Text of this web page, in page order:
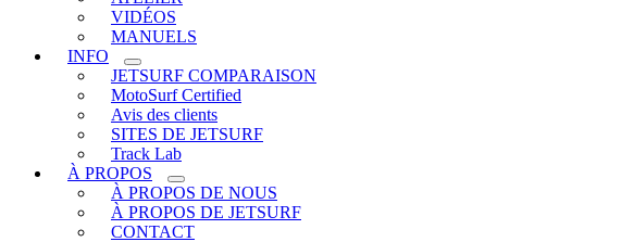
VIDÉOS
MANUELS
INFO
JETSURF COMPARAISON
MotoSurf Certified
Avis des clients
SITES DE JETSURF
Track Lab
À PROPOS
À PROPOS DE NOUS
À PROPOS DE JETSURF
CONTACT